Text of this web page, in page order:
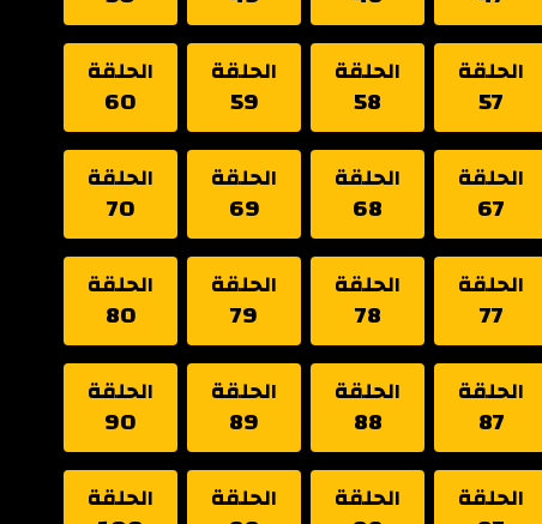
الحلقة
57
الحلقة
58
الحلقة
59
الحلقة
60
الحلقة
67
الحلقة
68
الحلقة
69
الحلقة
70
الحلقة
77
الحلقة
78
الحلقة
79
الحلقة
80
الحلقة
87
الحلقة
88
الحلقة
89
الحلقة
90
الحلقة الحلقة الحلقة الحلقة